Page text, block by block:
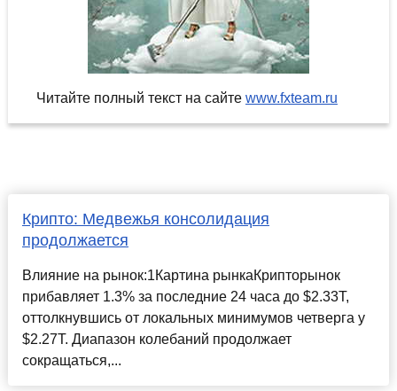
Читайте полный текст на сайте www.fxteam.ru
Крипто: Медвежья консолидация
продолжается
Влияние на рынок:1Картина рынкаКрипторынок
прибавляет 1.3% за последние 24 часа до $2.33T,
оттолкнувшись от локальных минимумов четверга у
$2.27T. Диапазон колебаний продолжает
сокращаться,...